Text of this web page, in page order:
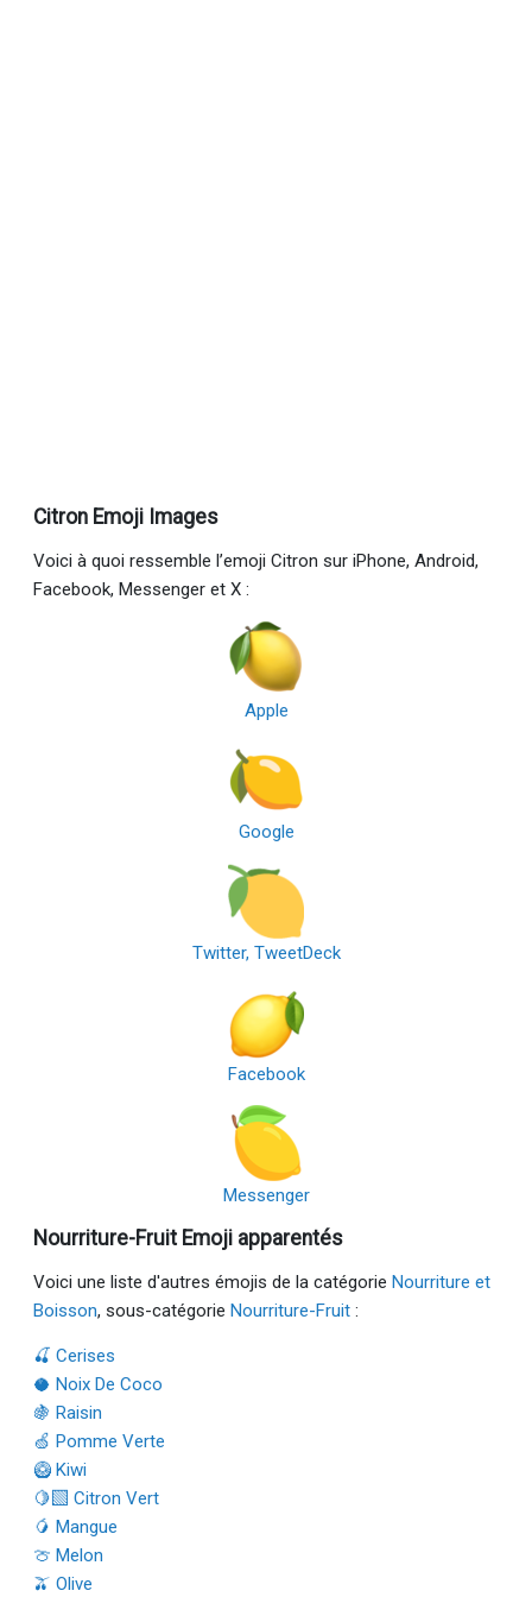
Citron Emoji Images
Voici à quoi ressemble l’emoji Citron sur iPhone, Android,
Facebook, Messenger et X :
Apple
Google
Twitter, TweetDeck
Facebook
Messenger
Nourriture-Fruit Emoji apparentés
Voici une liste d'autres émojis de la catégorie Nourriture et
Boisson, sous-catégorie Nourriture-Fruit :
🍒 Cerises
🥥 Noix De Coco
🍇 Raisin
🍏 Pomme Verte
🥝 Kiwi
🍋‍🟩 Citron Vert
🥭 Mangue
🍈 Melon
🫒 Olive